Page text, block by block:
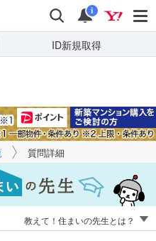
検索 通知
i
ID新規取得
キーワードで
質問を探す
質問詳細
教えて！住まいの先生とは？